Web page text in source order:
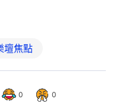
壇焦點
0 0